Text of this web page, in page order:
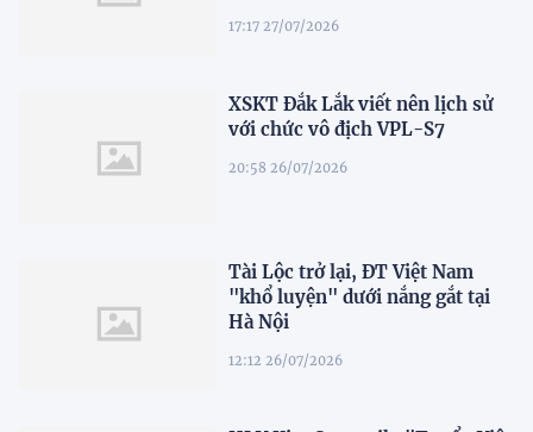
17:17 27/07/2026
XSKT Đắk Lắk viết nên lịch sử
với chức vô địch VPL-S7
20:58 26/07/2026
Tài Lộc trở lại, ĐT Việt Nam
"khổ luyện" dưới nắng gắt tại
Hà Nội
12:12 26/07/2026